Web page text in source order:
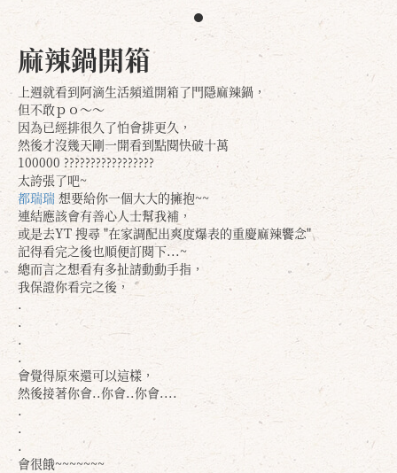
麻辣鍋開箱
上週就看到阿滴生活頻道開箱了門隱麻辣鍋，
但不敢ｐｏ～～
因為已經排很久了怕會排更久，
然後才沒幾天剛一開看到點閱快破十萬
100000 ?????????????????
太誇張了吧~
都瑞瑞 想要給你一個大大的擁抱~~
連結應該會有善心人士幫我補，
或是去YT 搜尋 "在家調配出爽度爆表的重慶麻辣饗念"
記得看完之後也順便訂閱下...~
總而言之想看有多扯請動動手指，
我保證你看完之後，
.
.
.
.
會覺得原來還可以這樣，
然後接著你會..你會..你會....
.
.
.
會很餓~~~~~~~